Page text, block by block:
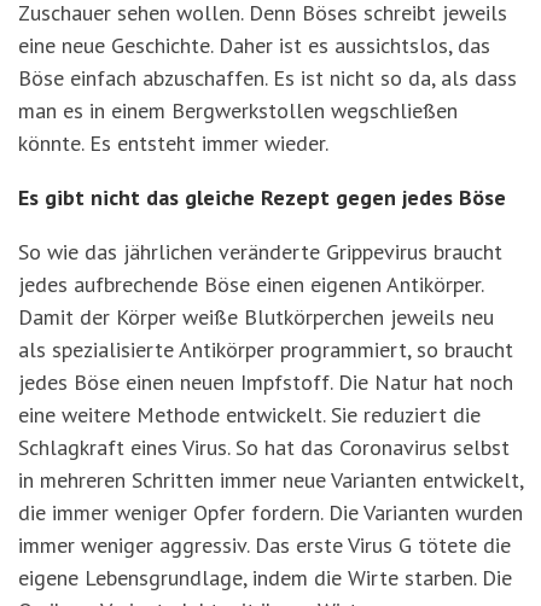
Zuschauer sehen wollen. Denn Böses schreibt jeweils
eine neue Geschichte. Daher ist es aussichtslos, das
Böse einfach abzuschaffen. Es ist nicht so da, als dass
man es in einem Bergwerkstollen wegschließen
könnte. Es entsteht immer wieder.
Es gibt nicht das gleiche Rezept gegen jedes Böse
So wie das jährlichen veränderte Grippevirus braucht
jedes aufbrechende Böse einen eigenen Antikörper.
Damit der Körper weiße Blutkörperchen jeweils neu
als spezialisierte Antikörper programmiert, so braucht
jedes Böse einen neuen Impfstoff. Die Natur hat noch
eine weitere Methode entwickelt. Sie reduziert die
Schlagkraft eines Virus. So hat das Coronavirus selbst
in mehreren Schritten immer neue Varianten entwickelt,
die immer weniger Opfer fordern. Die Varianten wurden
immer weniger aggressiv. Das erste Virus G tötete die
eigene Lebensgrundlage, indem die Wirte starben. Die